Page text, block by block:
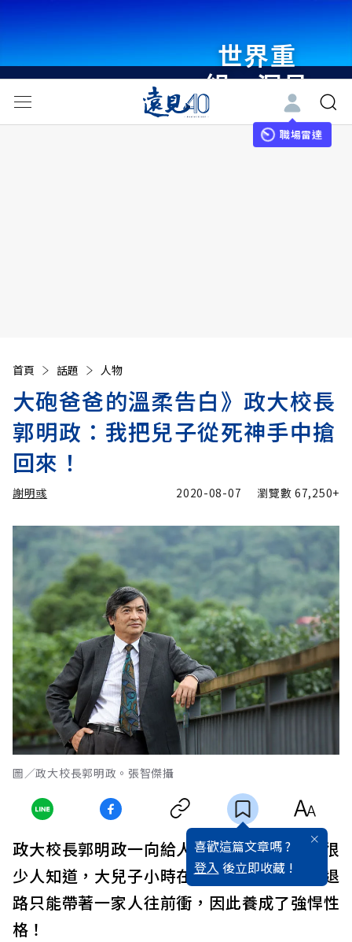
世界重
組・洞見
未來 與
世界領袖
職場雷達
首頁 話題 人物
大砲爸爸的溫柔告白》政大校長
郭明政：我把兒子從死神手中搶
回來！
謝明彧 2020-08-07 瀏覽數67,250+
圖／政大校長郭明政。張智傑攝
喜歡這篇文章嗎 ?
登入 後立即收藏 !
政大校長郭明政一向給人「大砲」印象，但很
少人知道，大兒子小時在異鄉罹癌，他沒有退
路只能帶著一家人往前衝，因此養成了強悍性
格！